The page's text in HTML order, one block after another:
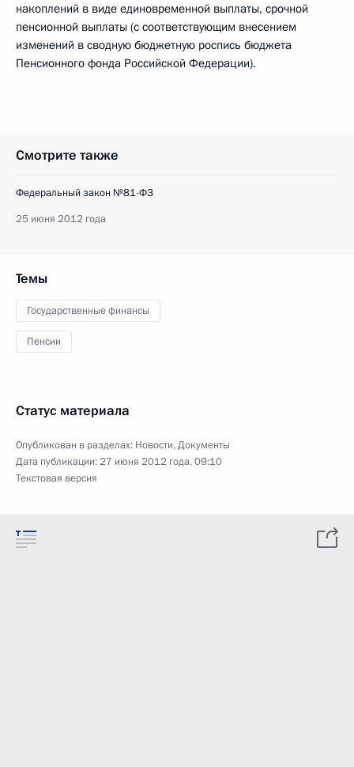
накоплений в виде единовременной выплаты, срочной
пенсионной выплаты (с соответствующим внесением
изменений в сводную бюджетную роспись бюджета
Пенсионного фонда Российской Федерации).
Смотрите также
Федеральный закон №81-ФЗ
25 июня 2012 года
Темы
Государственные финансы
Пенсии
Статус материала
Опубликован в разделах: Новости,Документы
Дата публикации:27 июня 2012 года, 09:10
Текстовая версия